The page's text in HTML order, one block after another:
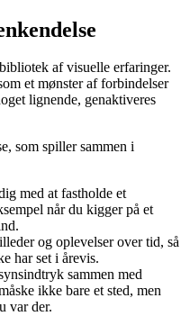
af visuelle erfaringer.
et mønster af forbindelser
lignende, genaktiveres
som spiller sammen i
med at fastholde et
når du kigger på et
og oplevelser over tid, så
har set i årevis.
sammen med
ikke bare et sted, men
var der.